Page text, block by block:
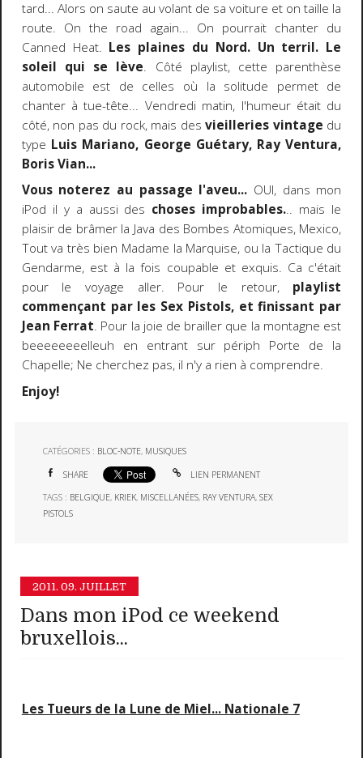
tard... Alors on saute au volant de sa voiture et on taille la
route. On the road again... On pourrait chanter du
Canned Heat. Les plaines du Nord. Un terril. Le
soleil qui se lève. Côté playlist, cette parenthèse
automobile est de celles où la solitude permet de
chanter à tue-tête... Vendredi matin, l'humeur était du
côté, non pas du rock, mais desvieilleries vintage du
type Luis Mariano, George Guétary, Ray Ventura,
Boris Vian...
Vous noterez au passage l'aveu... OUI, dans mon
iPod il y a aussi des choses improbables... mais le
plaisir de brâmer la Java des Bombes Atomiques, Mexico,
Tout va très bien Madame la Marquise, ou la Tactique du
Gendarme, est à la fois coupable et exquis. Ca c'était
pour le voyage aller. Pour le retour, playlist
commençant par les Sex Pistols, et finissant par
Jean Ferrat. Pour la joie de brailler que la montagne est
beeeeeeeelleuh en entrant sur périph Porte de la
Chapelle; Ne cherchez pas, il n'y a rien à comprendre.
Enjoy!
CATÉGORIES : BLOC-NOTE, MUSIQUES
SHARE LIEN PERMANENT
TAGS : BELGIQUE, KRIEK, MISCELLANÉES, RAY VENTURA,SEX
PISTOLS
2011. 09. JUILLET
Dans mon iPod ce weekend
bruxellois...
Les Tueurs de la Lune de Miel... Nationale 7